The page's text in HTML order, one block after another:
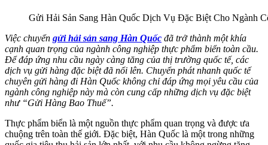
Gửi Hải Sản Sang Hàn Quốc Dịch Vụ Đặc Biệt Cho Ngành
Việc chuyển gửi hải sản sang Hàn Quốc đã trở thành một khía
cạnh quan trọng của ngành công nghiệp thực phẩm biển toàn cầu.
Để đáp ứng nhu cầu ngày càng tăng của thị trường quốc tế, các
dịch vụ gửi hàng đặc biệt đã nổi lên. Chuyển phát nhanh quốc tế
chuyên gửi hàng đi Hàn Quốc không chỉ đáp ứng mọi yêu cầu của
ngành công nghiệp này mà còn cung cấp những dịch vụ đặc biệt
như “Gửi Hàng Bao Thuế”.
Thực phẩm biển là một nguồn thực phẩm quan trọng và được ưa
chuộng trên toàn thế giới. Đặc biệt, Hàn Quốc là một trong những